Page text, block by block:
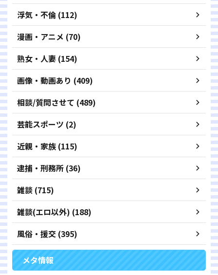
浮気・不倫 (112)
漫画・アニメ (70)
熟女・人妻 (154)
画像・動画あり (409)
相談/質問させて (489)
芸能スポーツ (2)
近親・家族 (115)
逮捕・刑務所 (36)
雑談 (715)
雑談(エロ以外) (188)
風俗・援交 (395)
メタ情報